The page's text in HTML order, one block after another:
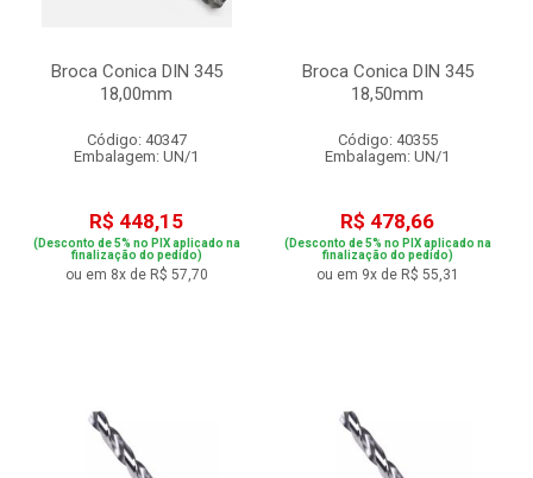
Broca Conica DIN 345
18,00mm
Código: 40347
Embalagem: UN/1
R$ 448,15
(Desconto de 5% no PIX aplicado na
finalização do pedido)
ou em 8x de R$ 57,70
Broca Conica DIN 345
18,50mm
Código: 40355
Embalagem: UN/1
R$ 478,66
(Desconto de 5% no PIX aplicado na
finalização do pedido)
ou em 9x de R$ 55,31